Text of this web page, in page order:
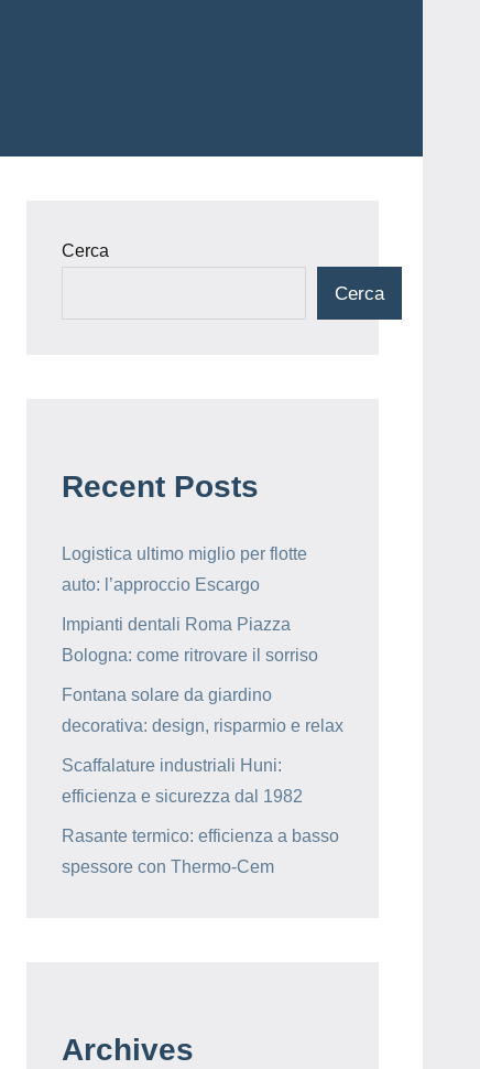
Cerca
Cerca
Recent Posts
Logistica ultimo miglio per flotte
auto: l’approccio Escargo
Impianti dentali Roma Piazza
Bologna: come ritrovare il sorriso
Fontana solare da giardino
decorativa: design, risparmio e relax
Scaffalature industriali Huni:
efficienza e sicurezza dal 1982
Rasante termico: efficienza a basso
spessore con Thermo-Cem
Archives